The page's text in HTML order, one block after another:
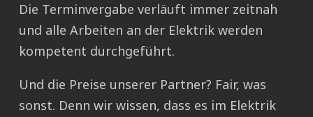
Die Terminvergabe verläuft immer zeitnah
und alle Arbeiten an der Elektrik werden
kompetent durchgeführt.
Und die Preise unserer Partner? Fair, was
sonst. Denn wir wissen, dass es im Elektrik